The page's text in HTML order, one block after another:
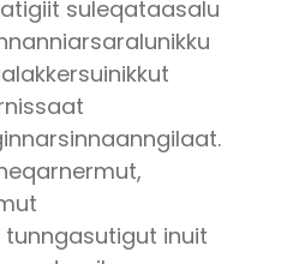
suleqataasalu
inuit